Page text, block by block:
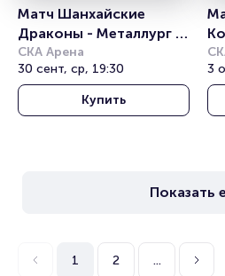
Матч Шанхайские
Драконы - Металлург
Мг. Континентальная
хоккейная лига
СКА Арена
30 сент, ср, 19:30
Купить
3
Показать
1 2 ...